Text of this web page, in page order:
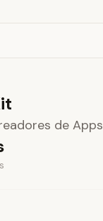
de Apps